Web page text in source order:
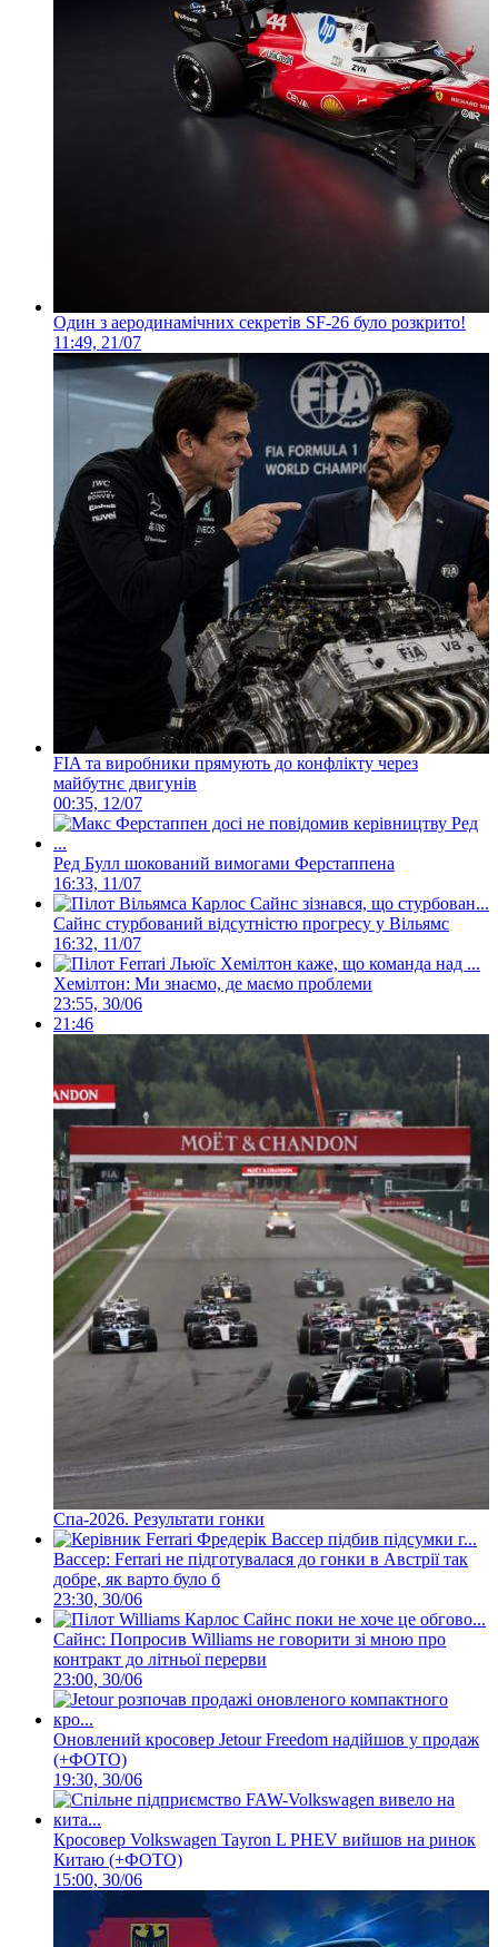
Один з аеродинамічних секретів SF-26 було розкрито!
11:49, 21/07
FIA та виробники прямують до конфлікту через
майбутнє двигунів
00:35, 12/07
Ред Булл шокований вимогами Ферстаппена
16:33, 11/07
Сайнс стурбований відсутністю прогресу у Вільямс
16:32, 11/07
Хемілтон: Ми знаємо, де маємо проблеми
23:55, 30/06
21:46
Спа-2026. Результати гонки
Вассер: Ferrari не підготувалася до гонки в Австрії так
добре, як варто було б
23:30, 30/06
Сайнс: Попросив Williams не говорити зі мною про
контракт до літньої перерви
23:00, 30/06
Оновлений кросовер Jetour Freedom надійшов у продаж
(+ФОТО)
19:30, 30/06
Кросовер Volkswagen Tayron L PHEV вийшов на ринок
Китаю (+ФОТО)
15:00, 30/06